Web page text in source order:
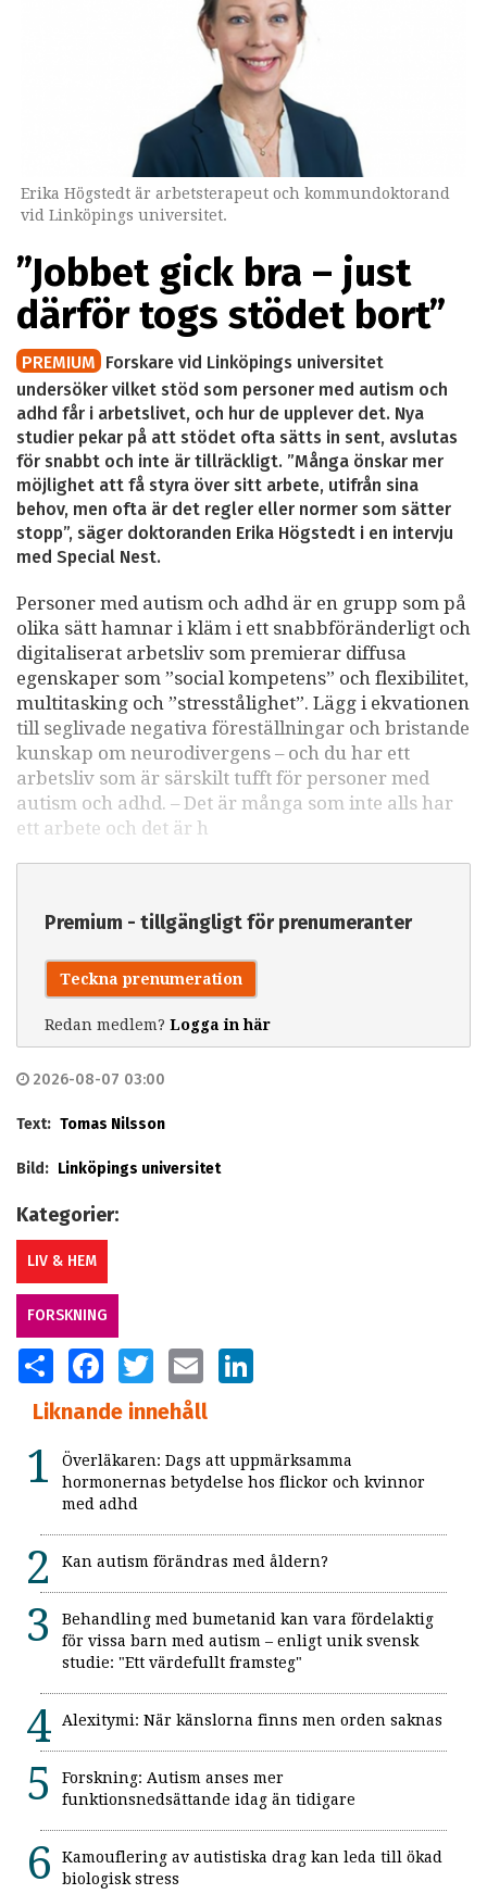
Erika Högstedt är arbetsterapeut och kommundoktorand
vid Linköpings universitet.
”Jobbet gick bra – just
därför togs stödet bort”
PREMIUM Forskare vid Linköpings universitet
undersöker vilket stöd som personer med autism och
adhd får i arbetslivet, och hur de upplever det. Nya
studier pekar på att stödet ofta sätts in sent, avslutas
för snabbt och inte är tillräckligt. ”Många önskar mer
möjlighet att få styra över sitt arbete, utifrån sina
behov, men ofta är det regler eller normer som sätter
stopp”, säger doktoranden Erika Högstedt i en intervju
med Special Nest.
Personer med autism och adhd är en grupp som på
olika sätt hamnar i kläm i ett snabbföränderligt och
digitaliserat arbetsliv som premierar diffusa
egenskaper som ”social kompetens” och flexibilitet,
multitasking och ”stresstålighet”. Lägg i ekvationen
till seglivade negativa föreställningar och bristande
kunskap om neurodivergens – och du har ett
arbetsliv som är särskilt tufft för personer med
autism och adhd. – Det är många som inte alls har
ett arbete och det är h
Premium - tillgängligt för prenumeranter
Teckna prenumeration
Redan medlem? Logga in här
2026-08-07 03:00
Text: Tomas Nilsson
Bild: Linköpings universitet
Kategorier:
LIV & HEM
FORSKNING
SHARE FACEBOOKTWITTER EMAIL
Liknande innehåll
Överläkaren: Dags att uppmärksamma
hormonernas betydelse hos flickor och kvinnor
med adhd
Kan autism förändras med åldern?
Behandling med bumetanid kan vara fördelaktig
för vissa barn med autism – enligt unik svensk
studie: "Ett värdefullt framsteg"
Alexitymi: När känslorna finns men orden saknas
Forskning: Autism anses mer
funktionsnedsättande idag än tidigare
Kamouflering av autistiska drag kan leda till ökad
biologisk stress